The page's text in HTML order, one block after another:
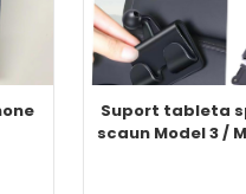
Suport tableta
scaun Model 3 /